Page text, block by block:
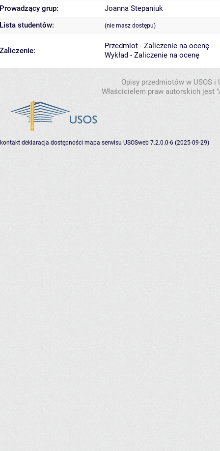
Prowadzący grup:
Joanna Stepaniuk
Lista studentów:
(nie masz dostępu)
Zaliczenie:
Przedmiot - Zaliczenie na ocenę
Wykład - Zaliczenie na ocenę
Opisy przedmiotów w USOS
Właścicielem praw autorskich jest
kontakt deklaracja dostępności mapa serwisu USOSweb 7.2.0.0-6 (2025-09-29)